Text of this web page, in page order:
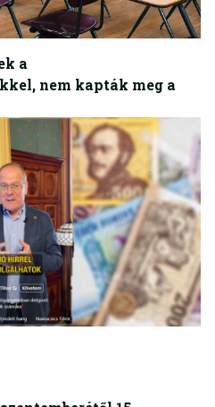
a
nem kapták meg a